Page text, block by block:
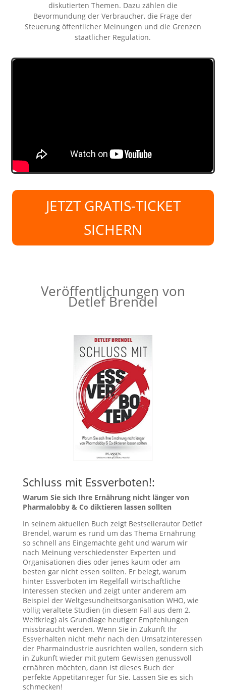
diskutierten Themen. Dazu zählen die
Bevormundung der Verbraucher, die Frage der
Steuerung öffentlicher Meinungen und die Grenzen
staatlicher Regulation.
JETZT GRATIS-TICKET
SICHERN
Veröffentlichungen von
Detlef Brendel
Schluss mit Essverboten!:
Warum Sie sich Ihre Ernährung nicht länger von
Pharmalobby & Co diktieren lassen sollten
In seinem aktuellen Buch zeigt Bestsellerautor Detlef
Brendel, warum es rund um das Thema Ernährung
so schnell ans Eingemachte geht und warum wir
nach Meinung verschiedenster Experten und
Organisationen dies oder jenes kaum oder am
besten gar nicht essen sollten. Er belegt, warum
hinter Essverboten im Regelfall wirtschaftliche
Interessen stecken und zeigt unter anderem am
Beispiel der Weltgesundheitsorganisation WHO, wie
völlig veraltete Studien (in diesem Fall aus dem 2.
Weltkrieg) als Grundlage heutiger Empfehlungen
missbraucht werden. Wenn Sie in Zukunft Ihr
Essverhalten nicht mehr nach den Umsatzinteressen
der Pharmaindustrie ausrichten wollen, sondern sich
in Zukunft wieder mit gutem Gewissen genussvoll
ernähren möchten, dann ist dieses Buch der
perfekte Appetitanreger für Sie. Lassen Sie es sich
schmecken!